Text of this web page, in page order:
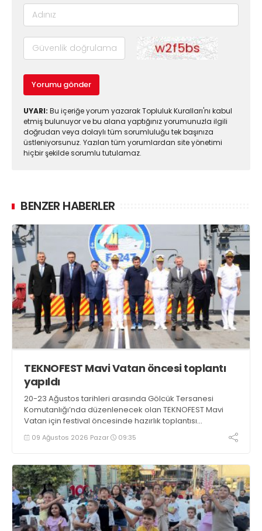
Yorumu gönder
UYARI: Bu içeriğe yorum yazarak Topluluk Kuralları'nı kabul
etmiş bulunuyor ve bu alana yaptığınız yorumunuzla ilgili
doğrudan veya dolaylı tüm sorumluluğu tek başınıza
üstleniyorsunuz. Yazılan tüm yorumlardan site yönetimi
hiçbir şekilde sorumlu tutulamaz.
BENZER HABERLER
TEKNOFEST Mavi Vatan öncesi toplantı
yapıldı
20-23 Ağustos tarihleri arasında Gölcük Tersanesi
Komutanlığı’nda düzenlenecek olan TEKNOFEST Mavi
Vatan için festival öncesinde hazırlık toplantısı
gerçekleştirildi
09 Ağustos 2026 Pazar 09:35